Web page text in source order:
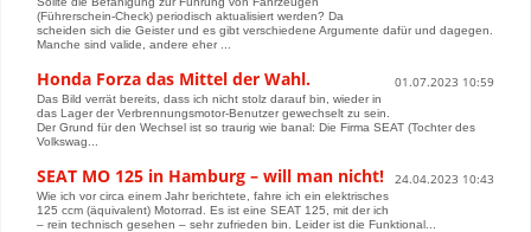
(Führerschein-Check) periodisch aktualisiert werden? Da
scheiden sich die Geister und es gibt verschiedene Argumente dafür und dagegen.
Manche sind valide, andere eher ...
Honda Forza das Mittel der Wahl. 01.07.2023 10:59
Das Bild verrät bereits, dass ich nicht stolz darauf bin, wieder in
das Lager der Verbrennungsmotor-Benutzer gewechselt zu sein.
Der Grund für den Wechsel ist so traurig wie banal: Die Firma SEAT (Tochter des
Volkswag...
SEAT MO 125 in Hamburg – will man nicht! 24.04.2023 10:43
Wie ich vor circa einem Jahr berichtete, fahre ich ein elektrisches
125 ccm (äquivalent) Motorrad. Es ist eine SEAT 125, mit der ich
– rein technisch gesehen – sehr zufrieden bin. Leider ist die Funktional...